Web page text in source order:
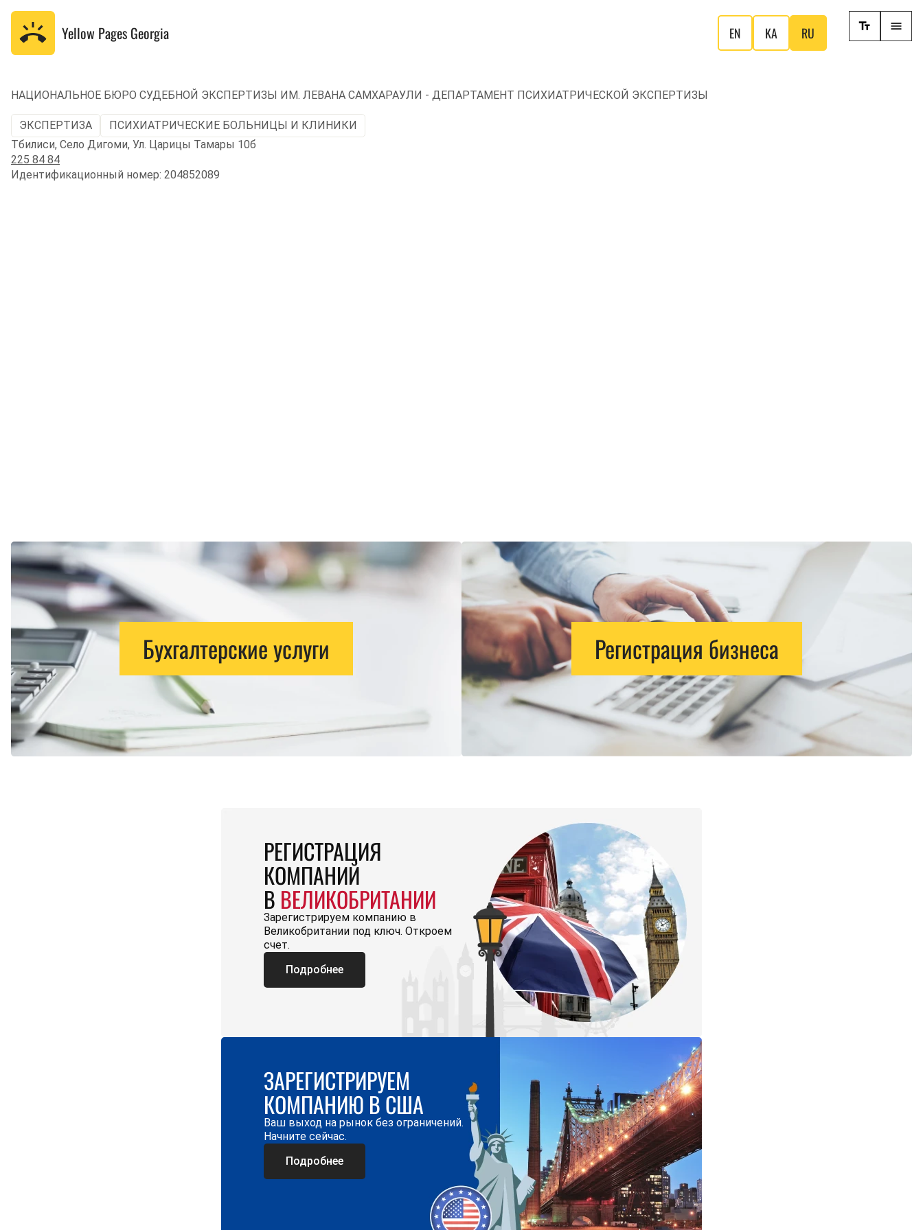
Yellow Pages Georgia EN KA RU
НАЦИОНАЛЬНОЕ БЮРО СУДЕБНОЙ ЭКСПЕРТИЗЫ ИМ. ЛЕВАНА САМХАРАУЛИ - ДЕПАРТАМЕНТ ПСИХИАТРИЧЕСКОЙ ЭКСПЕРТИЗЫ
ЭКСПЕРТИЗА
ПСИХИАТРИЧЕСКИЕ БОЛЬНИЦЫ И КЛИНИКИ
Тбилиси, Село Дигоми, Ул. Царицы Тамары 10б
225 84 84
Идентификационный номер: 204852089
Бухгалтерские услуги Регистрация бизнеса
РЕГИСТРАЦИЯ
КОМПАНИЙ
В ВЕЛИКОБРИТАНИИ
Зарегистрируем компанию в
Великобритании под ключ. Откроем
счет.
Подробнее
ЗАРЕГИСТРИРУЕМ
КОМПАНИЮ В США
Ваш выход на рынок без ограничений.
Начните сейчас.
Подробнее